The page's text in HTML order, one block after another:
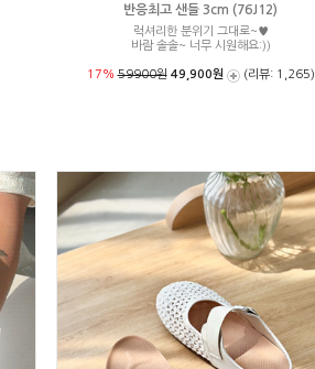
반응최고 샌들 3cm (76J12)
럭셔리한 분위기 그대로~♥
바람 솔솔~ 너무 시원해요:))
17%59900원 49,900원 (리뷰: 1,265)